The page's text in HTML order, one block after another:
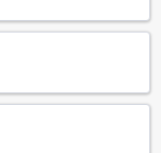
งมีบริการรถรับส่ง
งเที่ยวที่น่าสนใจใน
เกาะกา ซึ่งเป็นเกาะ
สัมผัส อีกทั้งยังมีท่ารถ